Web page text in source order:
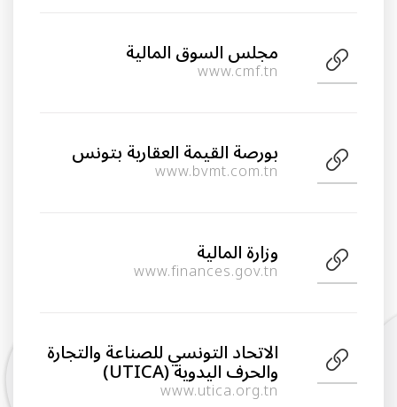
مجلس السوق المالية
www.cmf.tn
بورصة القيمة العقارية بتونس
www.bvmt.com.tn
وزارة المالية
www.finances.gov.tn
الاتحاد التونسي للصناعة والتجارة
والحرف اليدوية (UTICA)
www.utica.org.tn